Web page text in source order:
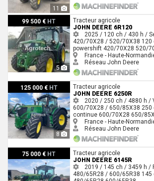
11
99 500 € HT
5
John Deere 6R120
Tracteur agricole
JOHN DEERE 6R120
2025 / 120 ch / 430 h /
420/70X28 / 520/70X38 120
powershift 420/70X28 520/
France - Haute-
Réseau John Deere
125 000 € HT
8
John Deere 6250R
Tracteur agricole
JOHN DEERE 6250R
2020 / 250 ch / 4880 h /
600/70X28 / 650/85X38 250
continue 600/70X28 650/
France - Haute-
Réseau John Deere
75 000 € HT
John Deere 6145R
Tracteur agricole
JOHN DEERE 6145R
2019 / 145 ch / 3459 h /
480/65R28 / 600/65R38 145